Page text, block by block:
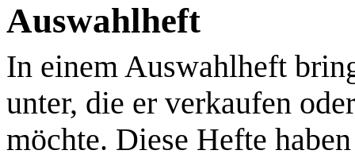
Auswahlheft
In einem Auswahlheft
unter, die er verkaufen
möchte. Diese Hefte